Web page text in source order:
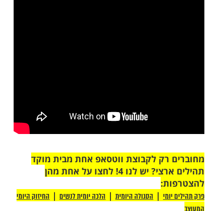
הקושי תחייה בחוסר שמחה והאושר יהיה
ואז כשזה יחלוף, חלילה תבוא צרה אחרת
גדול...
באמונה אמיתית, אמונה וביטחון שעכשיו